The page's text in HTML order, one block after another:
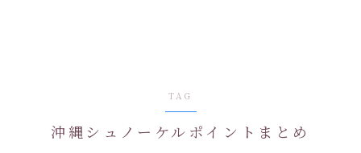
TAG
沖縄シュノーケルポイントまとめ